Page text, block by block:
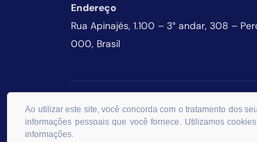
Endereço
Rua Apinajés, 1.100 – 3° andar, 308 –
000, Brasil
Ao utilizar este site, você concorda com o tratamento dos
informações pessoais que você fornece. Utilizamos
informações.